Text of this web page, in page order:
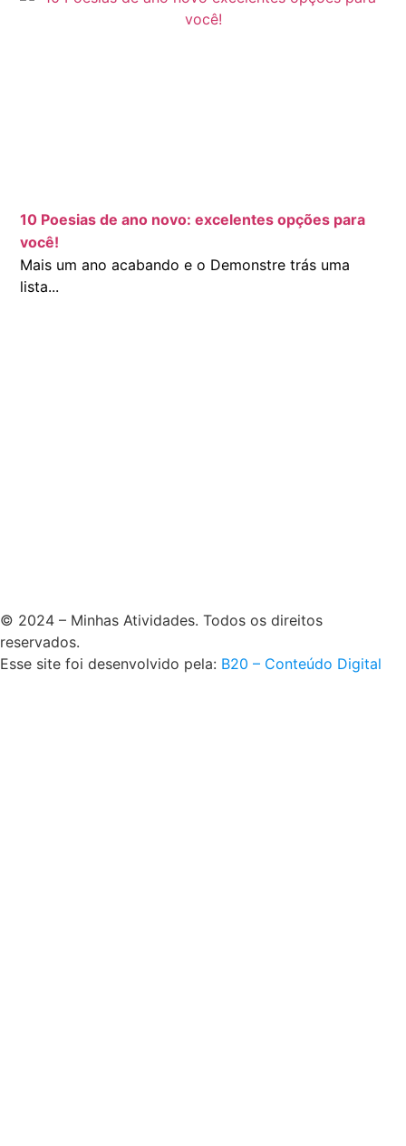
10 Poesias de ano novo: excelentes opções para
você!
Mais um ano acabando e o Demonstre trás uma
lista...
© 2024 – Minhas Atividades. Todos os direitos
reservados.
Esse site foi desenvolvido pela: B20 – Conteúdo Digital